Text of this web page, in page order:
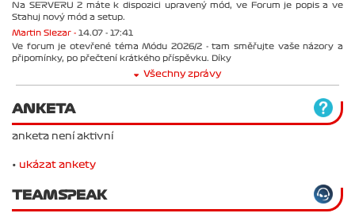
Na SERVERU 2 máte k dispozici upravený mód, ve Forum je popis a ve
Stahuj nový mód a setup.
Martin Slezar - 14.07 - 17:41
Ve forum je otevřené téma Módu 2026/2 - tam směřujte vaše názory a
připomínky, po přečtení krátkého příspěvku. Díky
Všechny zprávy
ANKETA
anketa není aktivní
• ukázat ankety
TEAMSPEAK